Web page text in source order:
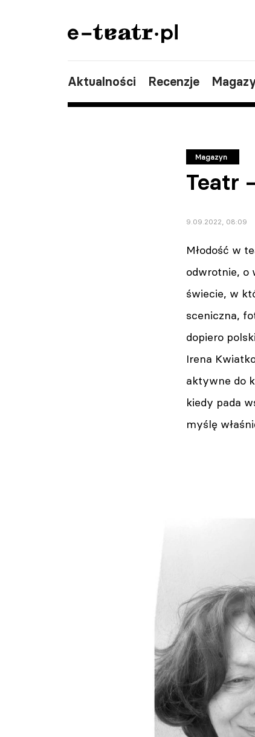
Aktualności Recenzje
Magazyn
Teatr
9.09.2022, 08:09
Młodość w
odwrotnie, o
świecie, w
sceniczna,
dopiero
Irena
aktywne do
kiedy pada
myślę